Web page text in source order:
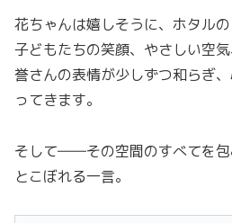
花ちゃんは嬉しそうに、ホタルの
子どもたちの笑顔、やさしい空
誉さんの表情が少しずつ和らぎ
ってきます。
そして――その空間のすべてを包
とこぼれる一言。